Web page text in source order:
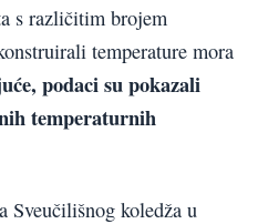
s različitim brojem
temperature mora
podaci su pokazali
temperaturnih
Sveučilišnog koledža u